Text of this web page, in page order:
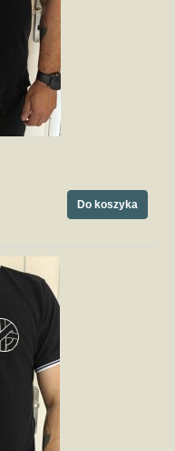
Do koszyka